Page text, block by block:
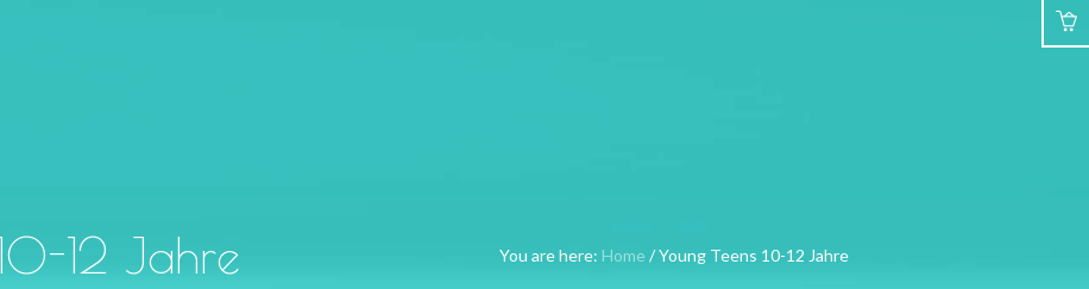
12 Jahre You are here: Home /Young Teens 10-12 Jahre